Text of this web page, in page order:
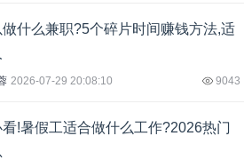
什么兼职?5个碎片时间赚钱方法,适
2026-07-29 20:08:10 9043
!暑假工适合做什么工作?2026热门